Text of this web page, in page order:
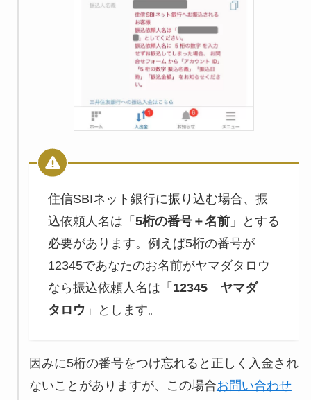
住信SBIネット銀行に振り込む場合、振
込依頼人名は「 5桁の番号＋名前」とする
必要があります。例えば5桁の番号が
12345であなたのお名前がヤマダタロウ
なら振込依頼人名は「 12345 ヤマダ
タロウ 」とします。
因みに5桁の番号をつけ忘れると正しく入金され
ないことがありますが、この場合お問い合わせ